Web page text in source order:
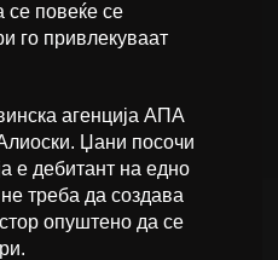
се повеќе се
го привлекуваат
агенција АПА
Џани посочи
е дебитант на едно
треба да создава
опуштено да се